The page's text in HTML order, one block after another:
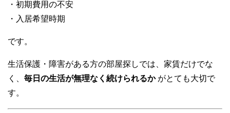
・初期費用の不安
・入居希望時期
です。
生活保護・障害がある方の部屋探しでは、家賃だけでな
く、 毎日の生活が無理なく続けられるかがとても大切で
す。